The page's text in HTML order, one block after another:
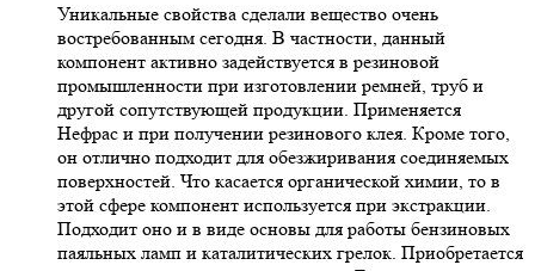
Уникальные свойства сделали вещество очень
востребованным сегодня. В частности, данный
компонент активно задействуется в резиновой
промышленности при изготовлении ремней, труб и
другой сопутствующей продукции. Применяется
Нефрас и при получении резинового клея. Кроме того,
он отлично подходит для обезжиривания соединяемых
поверхностей. Что касается органической химии, то в
этой сфере компонент используется при экстракции.
Подходит оно и в виде основы для работы бензиновых
паяльных ламп и каталитических грелок. Приобретается